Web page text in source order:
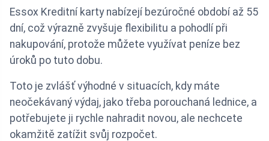
Essox Kreditní karty nabízejí bezúročné období až 55
dní, což výrazně zvyšuje flexibilitu a pohodlí při
nakupování, protože můžete využívat peníze bez
úroků po tuto dobu.
Toto je zvlášť výhodné v situacích, kdy máte
neočekávaný výdaj, jako třeba porouchaná lednice, a
potřebujete ji rychle nahradit novou, ale nechcete
okamžitě zatížit svůj rozpočet.